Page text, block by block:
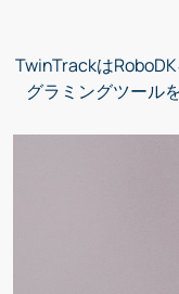
TwinTrackは
グラミングツール